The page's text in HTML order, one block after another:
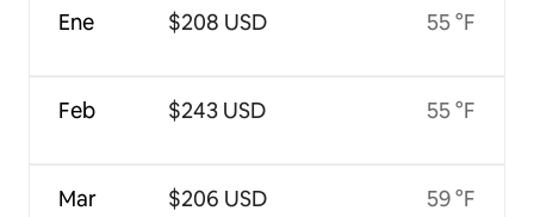
Ene
Feb
Mar
$208 USD
$243 USD
$206 USD
55 °F
55 °F
59 °F